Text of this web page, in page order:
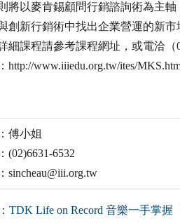
將以麥肯錫顧問行銷諮詢術為主
創新行銷術中找出企業營運的新
細課程請參考課程網址，或電洽（
http://www.iiiedu.org.tw/ites/
傅小姐
(02)6631-6532
sincheau@iii.org.tw
TDK Life on Record 音樂一手掌握